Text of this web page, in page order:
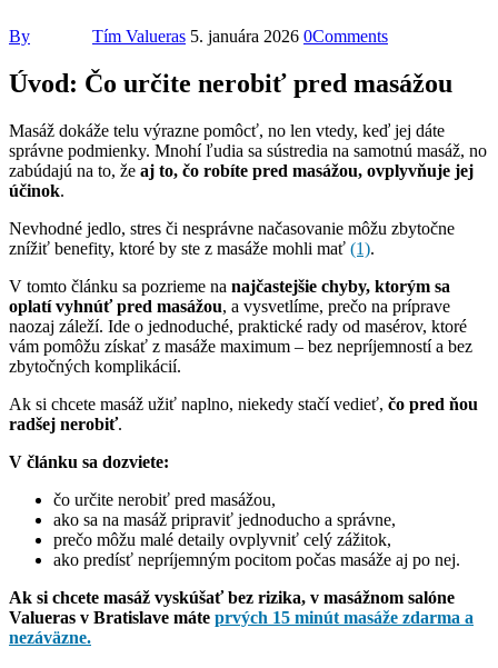
By Tím Valueras 5. januára 2026 0Comments
Úvod: Čo určite nerobiť pred masážou
Masáž dokáže telu výrazne pomôcť, no len vtedy, keď jej dáte
správne podmienky. Mnohí ľudia sa sústredia na samotnú masáž, no
zabúdajú na to, že aj to, čo robíte pred masážou, ovplyvňuje jej
účinok.
Nevhodné jedlo, stres či nesprávne načasovanie môžu zbytočne
znížiť benefity, ktoré by ste z masáže mohli mať (1).
V tomto článku sa pozrieme na najčastejšie chyby, ktorým sa
oplatí vyhnúť pred masážou, a vysvetlíme, prečo na príprave
naozaj záleží. Ide o jednoduché, praktické rady od masérov, ktoré
vám pomôžu získať z masáže maximum – bez nepríjemností a bez
zbytočných komplikácií.
Ak si chcete masáž užiť naplno, niekedy stačí vedieť, čo pred ňou
radšej nerobiť.
V článku sa dozviete:
čo určite nerobiť pred masážou,
ako sa na masáž pripraviť jednoducho a správne,
prečo môžu malé detaily ovplyvniť celý zážitok,
ako predísť nepríjemným pocitom počas masáže aj po nej.
Ak si chcete masáž vyskúšať bez rizika, v masážnom salóne
Valueras v Bratislave máte prvých 15 minút masáže zdarma a
nezáväzne.